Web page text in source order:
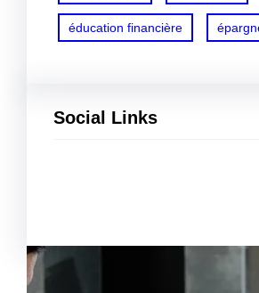
éducation financière
Social Links